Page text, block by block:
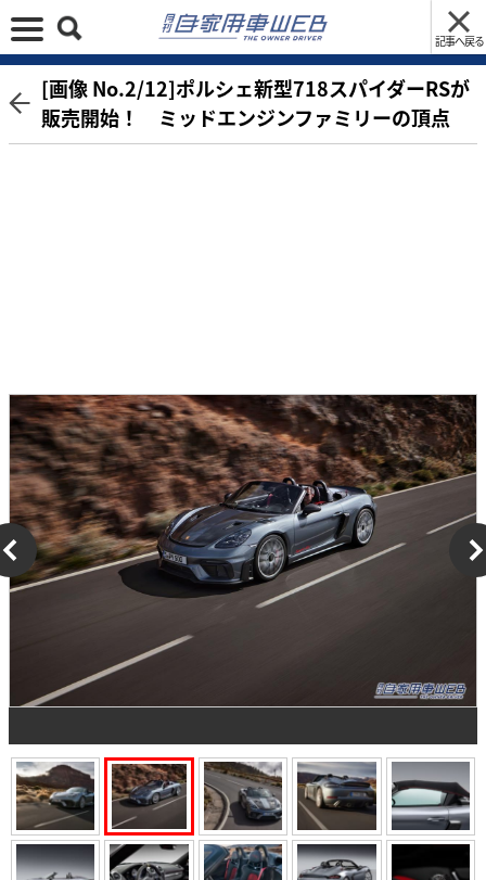
記事へ戻る
[画像 No.2/12]ポルシェ新型718スパイダーRSが
販売開始！ ミッドエンジンファミリーの頂点